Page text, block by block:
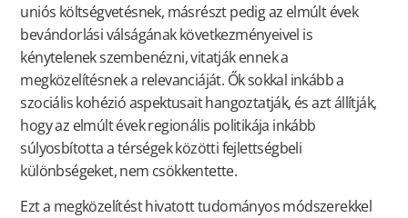
uniós költségvetésnek, másrészt pedig az elmúlt évek
bevándorlási válságának következményeivel is
kénytelenek szembenézni, vitatják ennek a
megközelítésnek a relevanciáját. Ők sokkal inkább a
szociális kohézió aspektusait hangoztatják, és azt állítják,
hogy az elmúlt évek regionális politikája inkább
súlyosbította a térségek közötti fejlettségbeli
különbségeket, nem csökkentette.
Ezt a megközelítést hivatott tudományos módszerekkel